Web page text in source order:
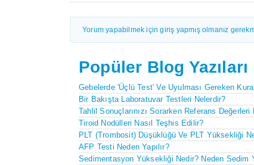
Yorum yapabilmek için giriş yapmış olmanız
Popüler Blog Yazıları
Gebelerde 'Üçlü Test' Ve Uyulması Gereken
Bir Bakışta Laboratuvar Testleri Nelerdir?
Tahlil Sonuçlarınızı Sorarken Referans Değerleri
Tiroid Nodülleri Nasıl Teşhis Edilir?
PLT (Trombosit) Düşüklüğü Ve PLT Yüksekliği
AFP Testi Neden Yapılır?
Sedimentasyon Yüksekliği Nedir? Neden Sedim